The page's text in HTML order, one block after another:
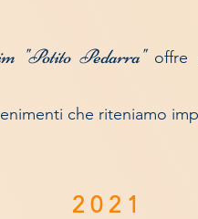
"Potito Pedarra" offre
che riteniamo
2 0 2 1